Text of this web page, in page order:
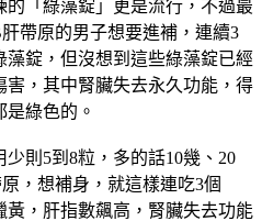
「綠藻錠」更是流行，不過最
帶原的男子想要進補，連續3
錠，但沒想到這些綠藻錠已經
，其中腎臟失去永久功能，得
綠色的。
則5到8粒，多的話10幾、20
，想補身，就這樣連吃3個
，肝指數飆高，腎臟失去功能